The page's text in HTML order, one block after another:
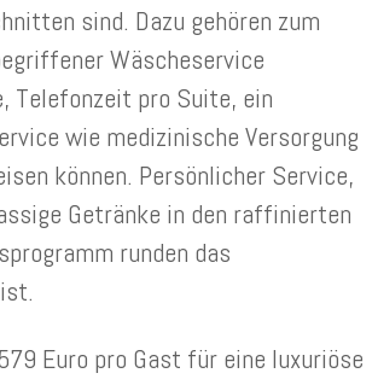
sind. Dazu gehören zum
Wäscheservice
Telefonzeit pro Suite, ein
wie medizinische Versorgung
können. Persönlicher Service,
Getränke in den raffinierten
runden das
Euro pro Gast für eine luxuriöse